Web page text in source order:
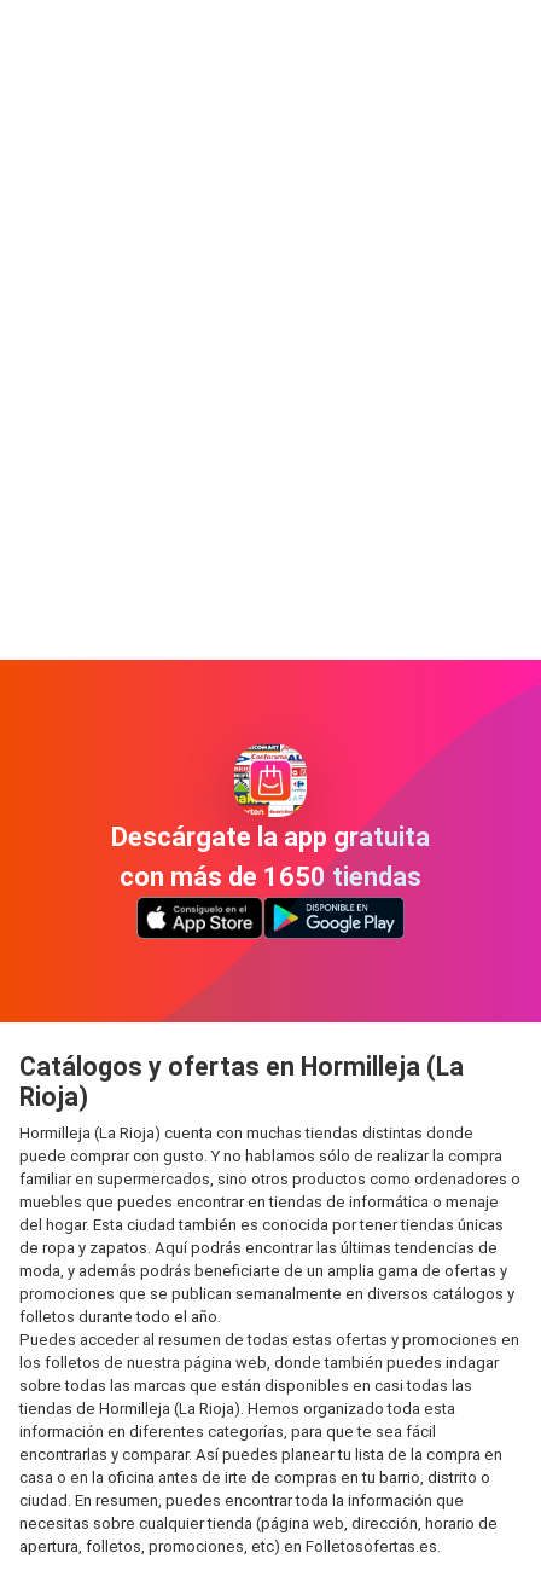
Descárgate la app gratuita
con más de 1650 tiendas
Catálogos y ofertas en Hormilleja (La
Rioja)
Hormilleja (La Rioja) cuenta con muchas tiendas distintas donde
puede comprar con gusto. Y no hablamos sólo de realizar la compra
familiar en supermercados, sino otros productos como ordenadores o
muebles que puedes encontrar en tiendas de informática o menaje
del hogar. Esta ciudad también es conocida por tener tiendas únicas
de ropa y zapatos. Aquí podrás encontrar las últimas tendencias de
moda, y además podrás beneficiarte de un amplia gama de ofertas y
promociones que se publican semanalmente en diversos catálogos y
folletos durante todo el año.
Puedes acceder al resumen de todas estas ofertas y promociones en
los folletos de nuestra página web, donde también puedes indagar
sobre todas las marcas que están disponibles en casi todas las
tiendas de Hormilleja (La Rioja). Hemos organizado toda esta
información en diferentes categorías, para que te sea fácil
encontrarlas y comparar. Así puedes planear tu lista de la compra en
casa o en la oficina antes de irte de compras en tu barrio, distrito o
ciudad. En resumen, puedes encontrar toda la información que
necesitas sobre cualquier tienda (página web, dirección, horario de
apertura, folletos, promociones, etc) en Folletosofertas.es.